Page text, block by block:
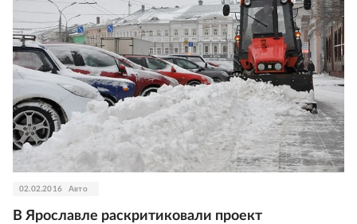
02.02.2016 Авто
В Ярославле раскритиковали проект